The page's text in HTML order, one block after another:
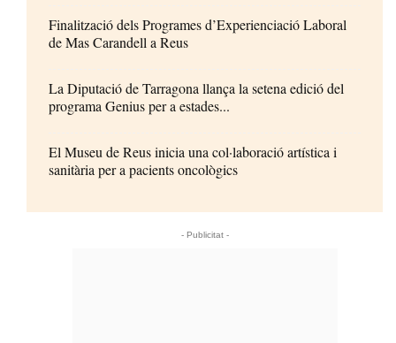
Finalització dels Programes d’Experienciació Laboral
de Mas Carandell a Reus
La Diputació de Tarragona llança la setena edició del
programa Genius per a estades...
El Museu de Reus inicia una col·laboració artística i
sanitària per a pacients oncològics
- Publicitat -